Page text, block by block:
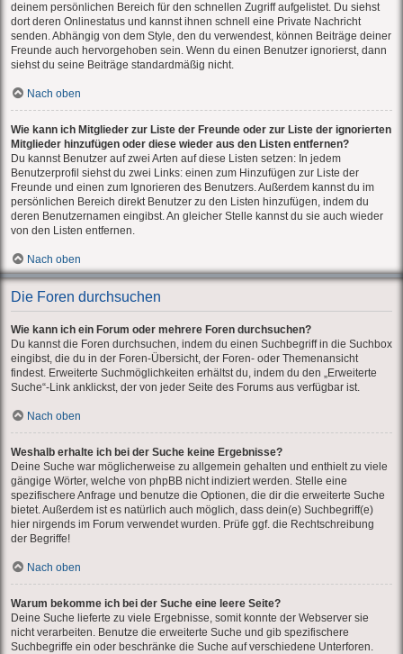
deinem persönlichen Bereich für den schnellen Zugriff aufgelistet. Du siehst
dort deren Onlinestatus und kannst ihnen schnell eine Private Nachricht
senden. Abhängig von dem Style, den du verwendest, können Beiträge deiner
Freunde auch hervorgehoben sein. Wenn du einen Benutzer ignorierst, dann
siehst du seine Beiträge standardmäßig nicht.
Nach oben
Wie kann ich Mitglieder zur Liste der Freunde oder zur Liste der ignorierten
Mitglieder hinzufügen oder diese wieder aus den Listen entfernen?
Du kannst Benutzer auf zwei Arten auf diese Listen setzen: In jedem
Benutzerprofil siehst du zwei Links: einen zum Hinzufügen zur Liste der
Freunde und einen zum Ignorieren des Benutzers. Außerdem kannst du im
persönlichen Bereich direkt Benutzer zu den Listen hinzufügen, indem du
deren Benutzernamen eingibst. An gleicher Stelle kannst du sie auch wieder
von den Listen entfernen.
Nach oben
Die Foren durchsuchen
Wie kann ich ein Forum oder mehrere Foren durchsuchen?
Du kannst die Foren durchsuchen, indem du einen Suchbegriff in die Suchbox
eingibst, die du in der Foren-Übersicht, der Foren- oder Themenansicht
findest. Erweiterte Suchmöglichkeiten erhältst du, indem du den „Erweiterte
Suche“-Link anklickst, der von jeder Seite des Forums aus verfügbar ist.
Nach oben
Weshalb erhalte ich bei der Suche keine Ergebnisse?
Deine Suche war möglicherweise zu allgemein gehalten und enthielt zu viele
gängige Wörter, welche von phpBB nicht indiziert werden. Stelle eine
spezifischere Anfrage und benutze die Optionen, die dir die erweiterte Suche
bietet. Außerdem ist es natürlich auch möglich, dass dein(e) Suchbegriff(e)
hier nirgends im Forum verwendet wurden. Prüfe ggf. die Rechtschreibung
der Begriffe!
Nach oben
Warum bekomme ich bei der Suche eine leere Seite?
Deine Suche lieferte zu viele Ergebnisse, somit konnte der Webserver sie
nicht verarbeiten. Benutze die erweiterte Suche und gib spezifischere
Suchbegriffe ein oder beschränke die Suche auf verschiedene Unterforen.